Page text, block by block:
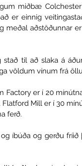
miðbæ
er einnig
aðstöðunnar
til að slaka á
völdum vínum frá
Factory er í 20
Mill er í 30
ferð.
íbúða og gerðu